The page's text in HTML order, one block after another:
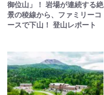
御位山」！ 岩場が連続する絶
景の稜線から、ファミリーコ
ースで下山！ 登山レポート